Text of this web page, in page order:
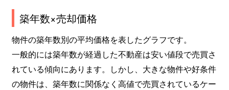
築年数×売却価格
物件の築年数別の平均価格を表したグラフです。
一般的には築年数が経過した不動産は安い値段で売買さ
れている傾向にあります。しかし、大きな物件や好条件
の物件は、築年数に関係なく高値で売買されているケー